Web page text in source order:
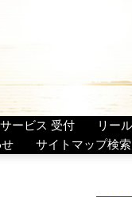
ービス 受付
リー
サイトマップ検索